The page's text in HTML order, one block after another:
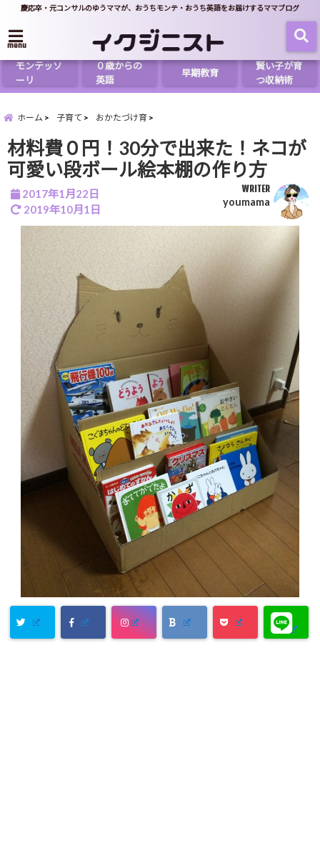
慶応卒・元コンサルのゆうママが、おうちモンテ・おうち英語をお届けするママブログ
menu
モンテッソ
ーリ
０歳からの
英語
早期教育
賢い子が育
つ収納術
ホーム 子育て おかたづけ育
材料費０円！30分で出来た！ネコが
可愛い段ボール絵本棚の作り方
2017年1月22日
2019年10月1日
WRITER
youmama